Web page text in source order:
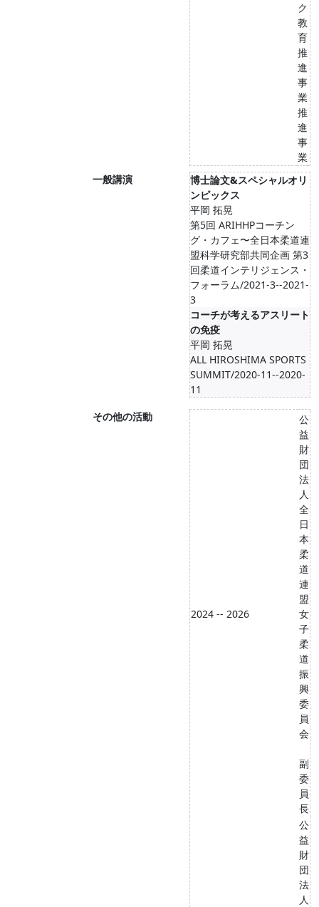
ク
教
育
推
進
事
業
推
進
事
業
一般講演
博士論文&スペシャルオリ
ンピックス
平岡 拓晃
第5回 ARIHHPコーチン
グ・カフェ〜全日本柔道連
盟科学研究部共同企画 第3
回柔道インテリジェンス・
フォーラム/2021-3--2021-
3
コーチが考えるアスリート
の免疫
平岡 拓晃
ALL HIROSHIMA SPORTS
SUMMIT/2020-11--2020-
11
その他の活動
2024 -- 2026
公
益
財
団
法
人
全
日
本
柔
道
連
盟
女
子
柔
道
振
興
委
員
会
副
委
員
長
公
益
財
団
法
人